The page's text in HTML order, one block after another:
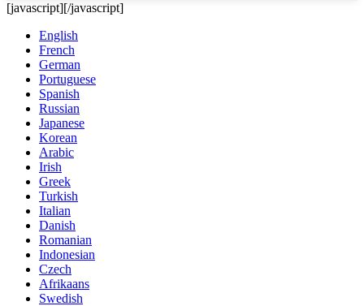
[javascript][/javascript]
English
French
German
Portuguese
Spanish
Russian
Japanese
Korean
Arabic
Irish
Greek
Turkish
Italian
Danish
Romanian
Indonesian
Czech
Afrikaans
Swedish